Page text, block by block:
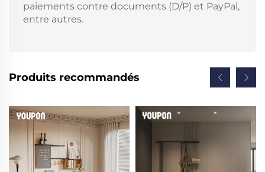
paiements contre documents (D/P) et PayPal,
entre autres.
Produits recommandés